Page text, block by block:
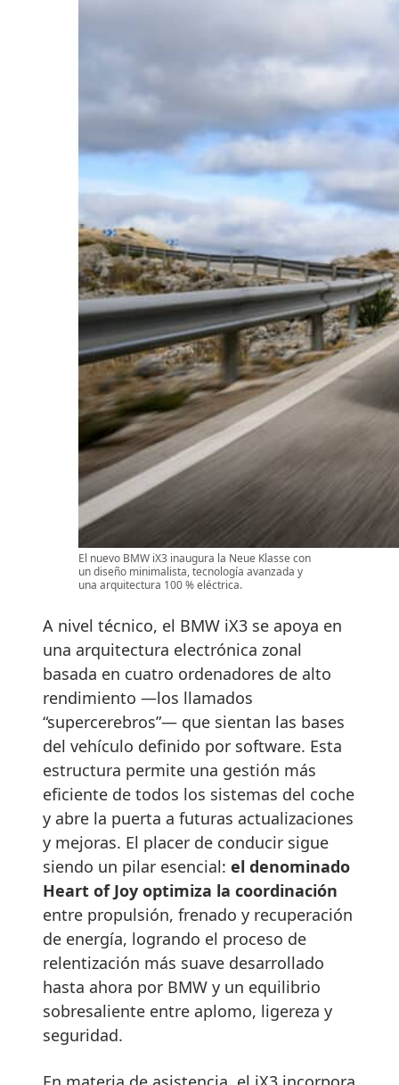
El nuevo BMW iX3 inaugura la Neue Klasse con
un diseño minimalista, tecnología avanzada y
una arquitectura 100 % eléctrica.
A nivel técnico, el BMW iX3 se apoya en
una arquitectura electrónica zonal
basada en cuatro ordenadores de alto
rendimiento —los llamados
“supercerebros”— que sientan las bases
del vehículo definido por software. Esta
estructura permite una gestión más
eficiente de todos los sistemas del coche
y abre la puerta a futuras actualizaciones
y mejoras. El placer de conducir sigue
siendo un pilar esencial: el denominado
Heart of Joy optimiza la coordinación
entre propulsión, frenado y recuperación
de energía, logrando el proceso de
relentización más suave desarrollado
hasta ahora por BMW y un equilibrio
sobresaliente entre aplomo, ligereza y
seguridad.